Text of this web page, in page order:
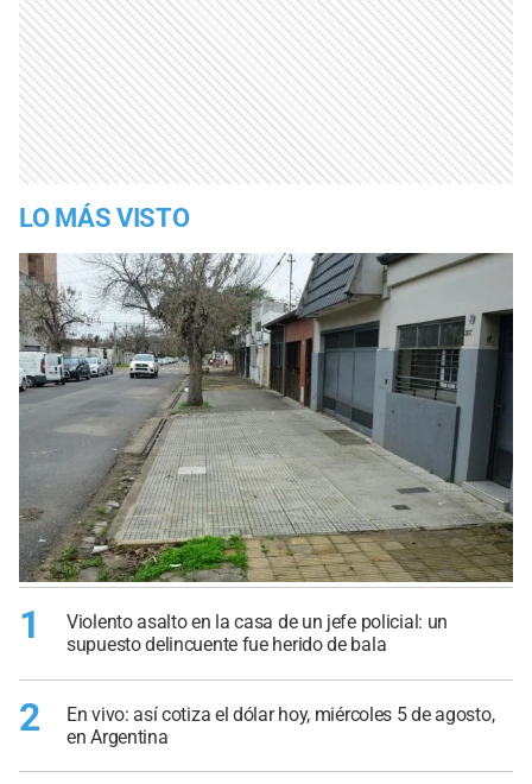
LO MÁS VISTO
1
Violento asalto en la casa de un jefe policial: un
supuesto delincuente fue herido de bala
2
En vivo: así cotiza el dólar hoy, miércoles 5 de agosto,
en Argentina